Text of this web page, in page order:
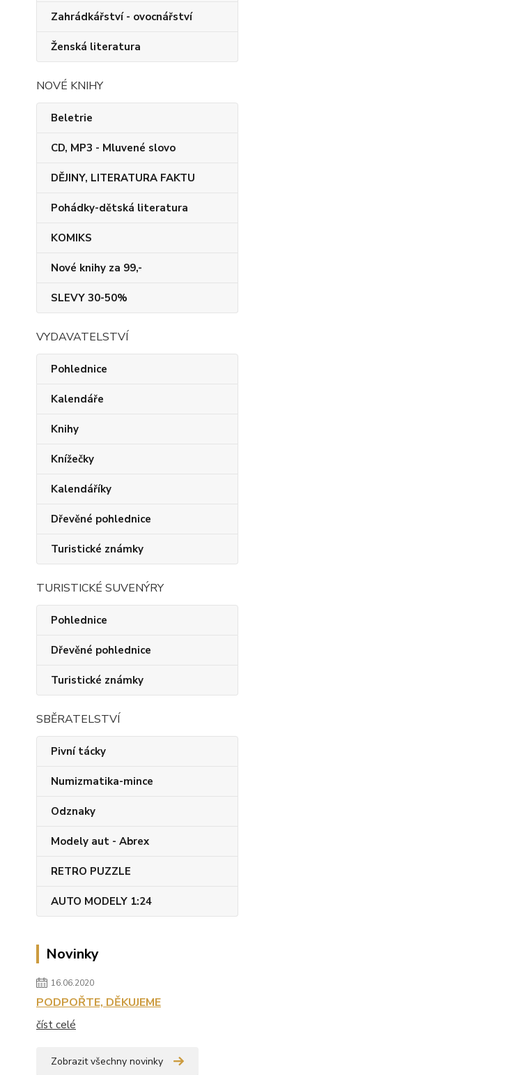
Zahrádkářství - ovocnářství
Ženská literatura
NOVÉ KNIHY
Beletrie
CD, MP3 - Mluvené slovo
DĚJINY, LITERATURA FAKTU
Pohádky-dětská literatura
KOMIKS
Nové knihy za 99,-
SLEVY 30-50%
VYDAVATELSTVÍ
Pohlednice
Kalendáře
Knihy
Knížečky
Kalendáříky
Dřevěné pohlednice
Turistické známky
TURISTICKÉ SUVENÝRY
Pohlednice
Dřevěné pohlednice
Turistické známky
SBĚRATELSTVÍ
Pivní tácky
Numizmatika-mince
Odznaky
Modely aut - Abrex
RETRO PUZZLE
AUTO MODELY 1:24
Novinky
16.06.2020
PODPOŘTE, DĚKUJEME
číst celé
Zobrazit všechny novinky